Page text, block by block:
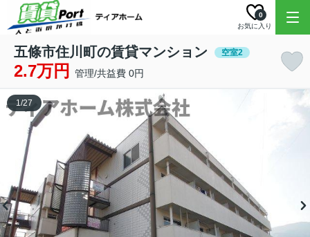
お気に入り
0
五條市住川町の賃貸マンション 空室2
2.7万円 管理/共益費 0円
1/27